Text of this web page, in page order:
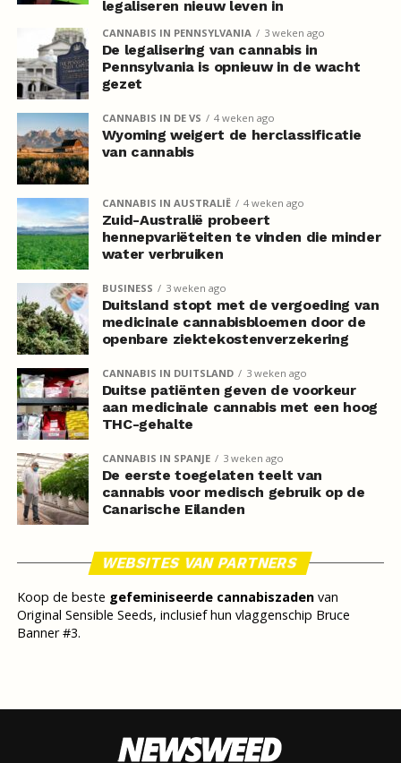
legaliseren nieuw leven in
CANNABIS IN PENNSYLVANIA 3 weken ago
De legalisering van cannabis in
Pennsylvania is opnieuw in de wacht
gezet
CANNABIS IN DE VS 4 weken ago
Wyoming weigert de herclassificatie
van cannabis
CANNABIS IN AUSTRALIË 4 weken ago
Zuid-Australië probeert
hennepvariëteiten te vinden die minder
water verbruiken
BUSINESS 3 weken ago
Duitsland stopt met de vergoeding van
medicinale cannabisbloemen door de
openbare ziektekostenverzekering
CANNABIS IN DUITSLAND 3 weken ago
Duitse patiënten geven de voorkeur
aan medicinale cannabis met een hoog
THC-gehalte
CANNABIS IN SPANJE 3 weken ago
De eerste toegelaten teelt van
cannabis voor medisch gebruik op de
Canarische Eilanden
WEBSITES VAN PARTNERS
Koop de beste gefeminiseerde cannabiszadenvan
Original Sensible Seeds, inclusief hun vlaggenschip Bruce
Banner #3.